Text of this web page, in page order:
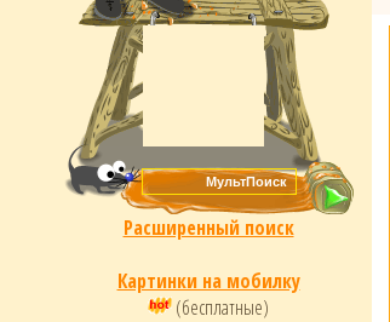
Расширенный поиск
Картинки на мобилку
(бесплатные)